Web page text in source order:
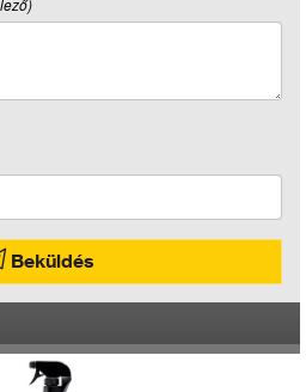
Beküldés